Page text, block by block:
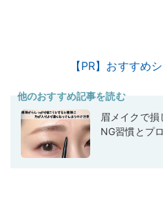
【PR】おすすめ
他のおすすめ記事を読む
眉メイクで
NG習慣とプ